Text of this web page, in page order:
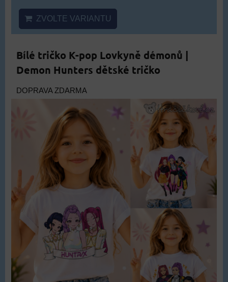
ZVOLTE VARIANTU
Bílé tričko K-pop Lovkyně démonů |
Demon Hunters dětské tričko
DOPRAVA ZDARMA